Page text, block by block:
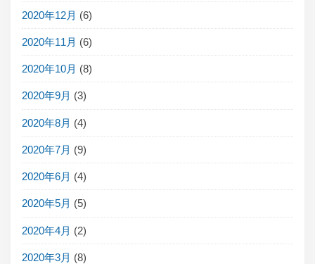
2020年12月 (6)
2020年11月 (6)
2020年10月 (8)
2020年9月 (3)
2020年8月 (4)
2020年7月 (9)
2020年6月 (4)
2020年5月 (5)
2020年4月 (2)
2020年3月 (8)